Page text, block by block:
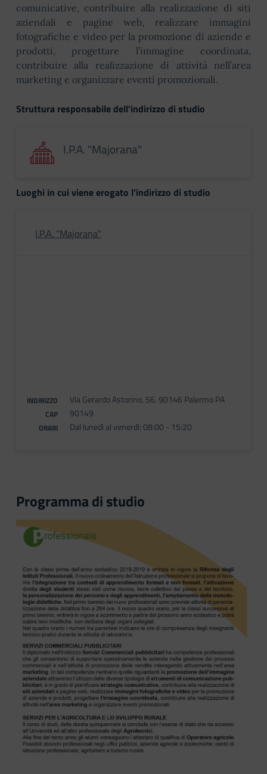
comunicative, contribuire alla realizzazione di siti
aziendali e pagine web, realizzare immagini
fotografiche e video per la promozione di aziende e
prodotti, progettare l’immagine coordinata,
contribuire alla realizzazione di attività nell’area
marketing e organizzare eventi promozionali.
Struttura responsabile dell'indirizzo di studio
I.P.A. "Majorana"
Luoghi in cui viene erogato l'indirizzo di studio
I.P.A. "Majorana"
INDIRIZZO Via Gerardo Astorino, 56, 90146 Palermo PA
CAP 90149
ORARI Dal lunedì al venerdì: 08:00 - 15:20
Programma di studio